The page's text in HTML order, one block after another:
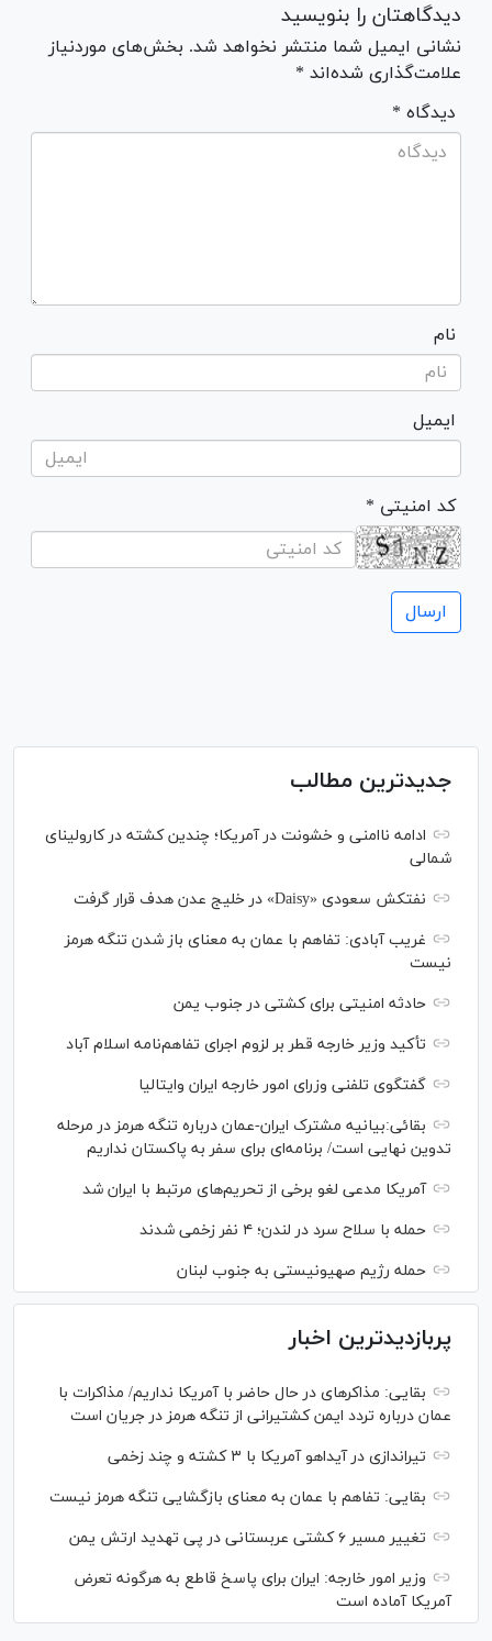
دیدگاهتان را بنویسید
نشانی ایمیل شما منتشر نخواهد شد. بخش‌های موردنیاز
علامت‌گذاری شده‌اند *
* دیدگاه
نام
ایمیل
* کد امنیتی
جدیدترین مطالب
ادامه ناامنی و خشونت در آمریکا؛ چندین کشته در کارولینای
شمالی
نفتکش سعودی «Daisy» در خلیج عدن هدف قرار گرفت
غریب آبادی: تفاهم با عمان به معنای باز شدن تنگه هرمز
نیست
حادثه امنیتی برای کشتی در جنوب یمن
تأکید وزیر خارجه قطر بر لزوم اجرای تفاهم‌نامه اسلام آباد
گفتگوی تلفنی وزرای امور خارجه ایران وایتالیا
بقائی:بیانیه مشترک ایران-عمان درباره تنگه هرمز در مرحله
تدوین نهایی است/ برنامه‌ای برای سفر به پاکستان نداریم
آمریکا مدعی لغو برخی از تحریم‌های مرتبط با ایران شد
حمله با سلاح سرد در لندن؛ ۴ نفر زخمی شدند
حمله رژیم صهیونیستی به جنوب لبنان
پربازدیدترین اخبار
بقایی: مذاکره‎ای در حال حاضر با آمریکا نداریم/ مذاکرات با
عمان درباره تردد ایمن کشتیرانی از تنگه هرمز در جریان است
تیراندازی در آیداهو آمریکا با ۳ کشته و چند زخمی
بقایی: تفاهم با عمان به معنای بازگشایی تنگه هرمز نیست
تغییر مسیر ۶ کشتی عربستانی در پی تهدید ارتش یمن
وزیر امور خارجه: ایران برای پاسخ قاطع به هرگونه تعرض
آمریکا آماده است